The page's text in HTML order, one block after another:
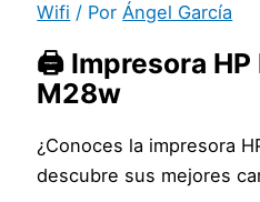
Wifi / PorÁngel García
🖨️ Impresora HP
M28w
¿Conoces la impresora
descubre sus mejores